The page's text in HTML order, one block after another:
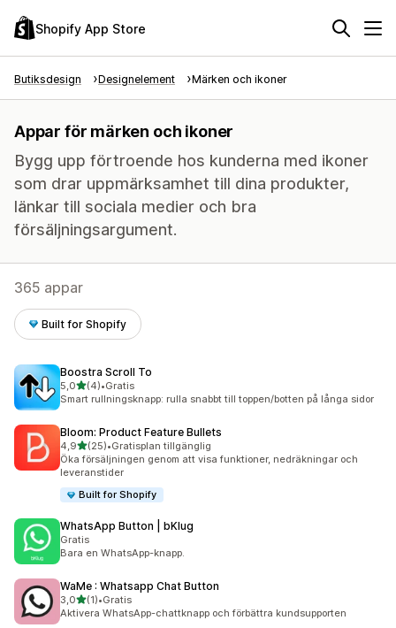
Shopify App Store
Butiksdesign Designelement Märken och ikoner
Appar för märken och ikoner
Bygg upp förtroende hos kunderna med ikoner
som drar uppmärksamhet till dina produkter,
länkar till sociala medier och bra
försäljningsargument.
365 appar
Built for Shopify
Boostra Scroll To
5,0av 5 stjärnor
(4)
4 recensioner totalt
•Gratis
Smart rullningsknapp: rulla snabbt till toppen/botten på långa sidor
Bloom: Product Feature Bullets
4,9av 5 stjärnor
(25)
25 recensioner totalt
•Gratisplan tillgänglig
Öka försäljningen genom att visa funktioner, nedräkningar och
leveranstider
Built for Shopify
WhatsApp Button | bKlug
Gratis
Bara en WhatsApp-knapp.
WaMe : Whatsapp Chat Button
3,0av 5 stjärnor
(1)
1 recensioner totalt
•Gratis
Aktivera WhatsApp-chattknapp och förbättra kundsupporten